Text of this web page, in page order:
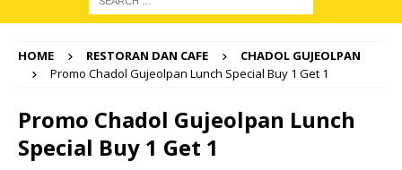
HOME RESTORAN DAN CAFE
CHADOL GUJEOLPAN
Promo Chadol Gujeolpan Lunch Special Buy 1 Get 1
Promo Chadol Gujeolpan Lunch
Special Buy 1 Get 1